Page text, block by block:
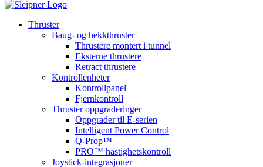
Thruster
Baug- og hekkthruster
Thrustere montert i tunnel
Eksterne thrustere
Retract thrustere
Kontrollenheter
Kontrollpanel
Fjernkontroll
Thruster oppgraderinger
Oppgrader til E-serien
Intelligent Power Control
Q-Prop™
PRO™ hastighetskontroll
Joystick-integrasjoner